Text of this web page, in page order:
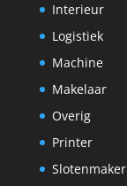
Interieur
Logistiek
Machine
Makelaar
Overig
Printer
Slotenmaker